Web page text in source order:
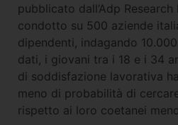
pubblicato dall’Adp
condotto su 500 aziende
dipendenti, indagando
dati, i giovani tra i 18 e i 34
di soddisfazione lavorativa
meno di probabilità di
rispetto ai loro coetanei